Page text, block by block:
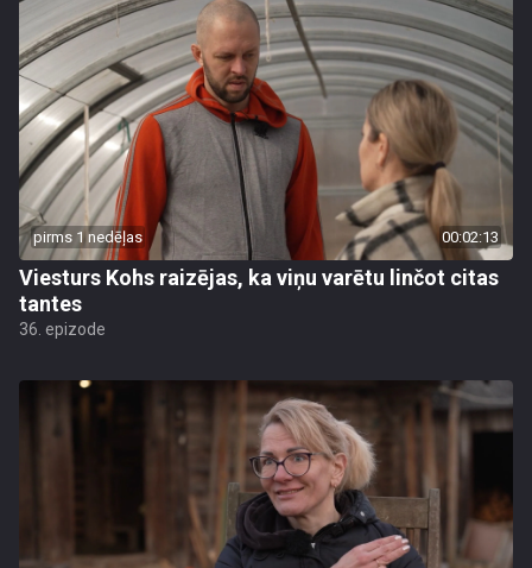
pirms 1 nedēļas 00:02:13
Viesturs Kohs raizējas, ka viņu varētu linčot citas
tantes
36. epizode